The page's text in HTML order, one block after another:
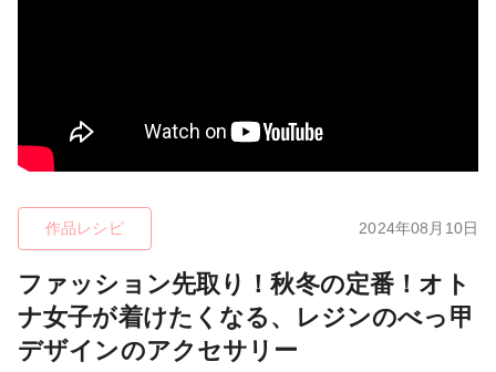
作品レシピ 2024年08月10日
ファッション先取り！秋冬の定番！オト
ナ女子が着けたくなる、レジンのべっ甲
デザインのアクセサリー